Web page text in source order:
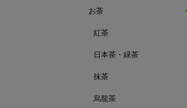
お茶
紅茶
日本茶・緑茶
抹茶
烏龍茶